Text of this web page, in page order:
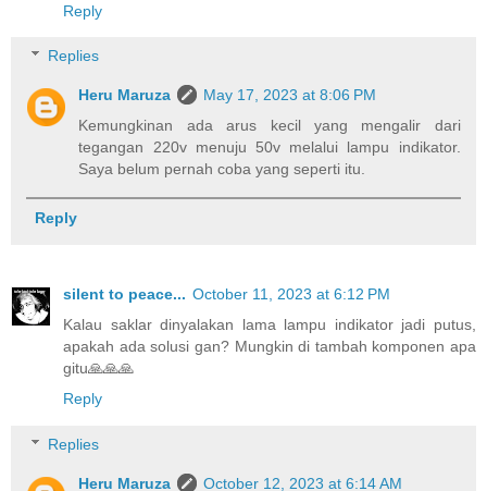
Reply
Replies
Heru Maruza
May 17, 2023 at 8:06 PM
Kemungkinan ada arus kecil yang mengalir dari
tegangan 220v menuju 50v melalui lampu indikator.
Saya belum pernah coba yang seperti itu.
Reply
silent to peace... October 11, 2023 at 6:12 PM
Kalau saklar dinyalakan lama lampu indikator jadi putus,
apakah ada solusi gan? Mungkin di tambah komponen apa
gitu🙏🙏🙏
Reply
Replies
Heru Maruza
October 12, 2023 at 6:14 AM